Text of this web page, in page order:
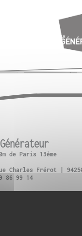
de Paris 13ème
Charles Frérot |
86 99 14
B Gentilly ou Vélib